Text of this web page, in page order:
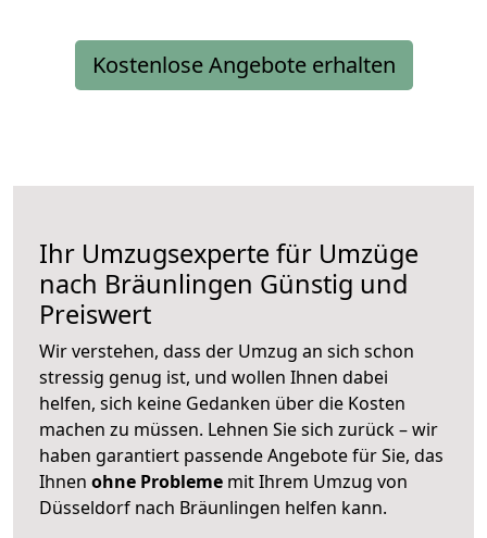
Kostenlose Angebote erhalten
Ihr Umzugsexperte für Umzüge
nach Bräunlingen Günstig und
Preiswert
Wir verstehen, dass der Umzug an sich schon
stressig genug ist, und wollen Ihnen dabei
helfen, sich keine Gedanken über die Kosten
machen zu müssen. Lehnen Sie sich zurück – wir
haben garantiert passende Angebote für Sie, das
Ihnen ohne Probleme mit Ihrem Umzug von
Düsseldorf nach Bräunlingen helfen kann.